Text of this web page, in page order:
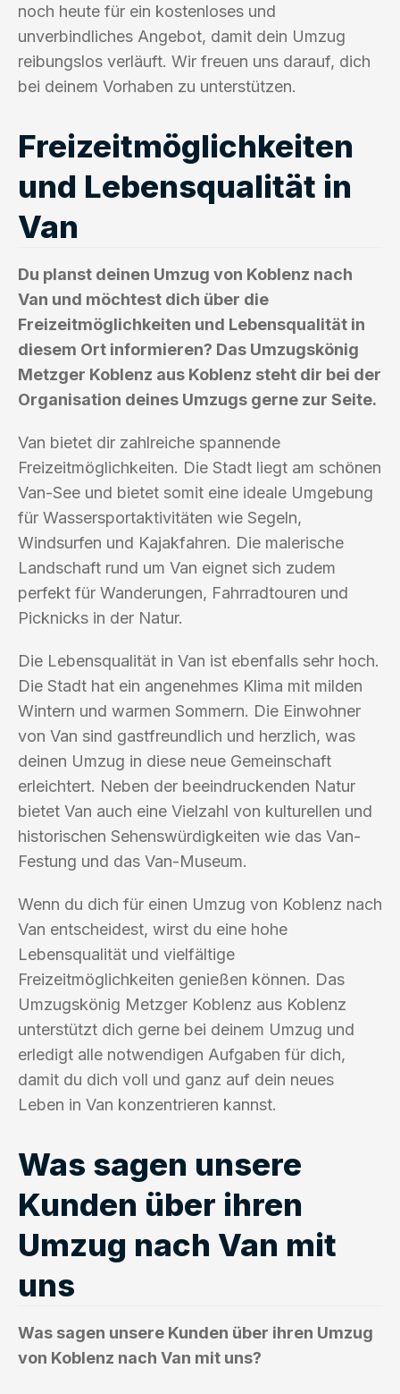
noch heute für ein kostenloses und
unverbindliches Angebot, damit dein Umzug
reibungslos verläuft. Wir freuen uns darauf, dich
bei deinem Vorhaben zu unterstützen.
Freizeitmöglichkeiten
und Lebensqualität in
Van
Du planst deinen Umzug von Koblenz nach
Van und möchtest dich über die
Freizeitmöglichkeiten und Lebensqualität in
diesem Ort informieren? Das Umzugskönig
Metzger Koblenz aus Koblenz steht dir bei der
Organisation deines Umzugs gerne zur Seite.
Van bietet dir zahlreiche spannende
Freizeitmöglichkeiten. Die Stadt liegt am schönen
Van-See und bietet somit eine ideale Umgebung
für Wassersportaktivitäten wie Segeln,
Windsurfen und Kajakfahren. Die malerische
Landschaft rund um Van eignet sich zudem
perfekt für Wanderungen, Fahrradtouren und
Picknicks in der Natur.
Die Lebensqualität in Van ist ebenfalls sehr hoch.
Die Stadt hat ein angenehmes Klima mit milden
Wintern und warmen Sommern. Die Einwohner
von Van sind gastfreundlich und herzlich, was
deinen Umzug in diese neue Gemeinschaft
erleichtert. Neben der beeindruckenden Natur
bietet Van auch eine Vielzahl von kulturellen und
historischen Sehenswürdigkeiten wie das Van-
Festung und das Van-Museum.
Wenn du dich für einen Umzug von Koblenz nach
Van entscheidest, wirst du eine hohe
Lebensqualität und vielfältige
Freizeitmöglichkeiten genießen können. Das
Umzugskönig Metzger Koblenz aus Koblenz
unterstützt dich gerne bei deinem Umzug und
erledigt alle notwendigen Aufgaben für dich,
damit du dich voll und ganz auf dein neues
Leben in Van konzentrieren kannst.
Was sagen unsere
Kunden über ihren
Umzug nach Van mit
uns
Was sagen unsere Kunden über ihren Umzug
von Koblenz nach Van mit uns?